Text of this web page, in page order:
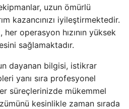
uzun ömürlü
kazancınızı iyileştirmektedir.
her operasyon hızının yüksek
sağlamaktadır.
dayanan bilgisi, istikrar
yanı sıra profesyonel
süreçlerinizde mükemmel
kesinlikle zaman sırada